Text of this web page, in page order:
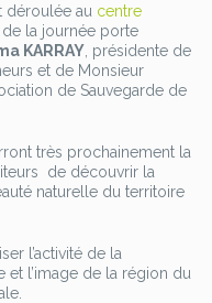
déroulée au centre
de la journée porte
KARRAY , présidente de
et de Monsieur
de Sauvegarde de
très prochainement la
de découvrir la
naturelle du territoire
l’activité de la
et l’image de la région du